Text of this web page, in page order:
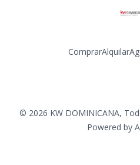
ComprarAlquilar
© 2026 KW DOMINICANA,
Powered by